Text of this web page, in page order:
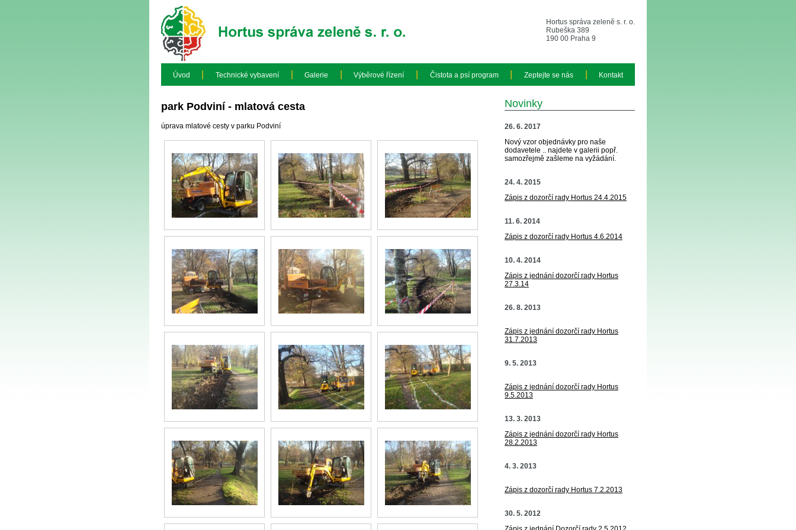
Hortus správa zeleně s. r. o.
Rubeška 389
190 00 Praha 9
Úvod Technické vybavení Galerie Výběrové řízení Čistota a psí program Zeptejte se nás Kontakt
park Podviní - mlatová cesta
úprava mlatové cesty v parku Podviní
Novinky
26. 6. 2017
Nový vzor objednávky pro naše
dodavetele .. najdete v galerii popř.
samozřejmě zašleme na vyžádání.
24. 4. 2015
Zápis z dozorčí rady Hortus 24.4.2015
11. 6. 2014
Zápis z dozorčí rady Hortus 4.6.2014
10. 4. 2014
Zápis z jednání dozorčí rady Hortus
27.3.14
26. 8. 2013
Zápis z jednání dozorčí rady Hortus
31.7.2013
9. 5. 2013
Zápis z jednání dozorčí rady Hortus
9.5.2013
13. 3. 2013
Zápis z jednání dozorčí rady Hortus
28.2.2013
4. 3. 2013
Zápis z dozorčí rady Hortus 7.2.2013
30. 5. 2012